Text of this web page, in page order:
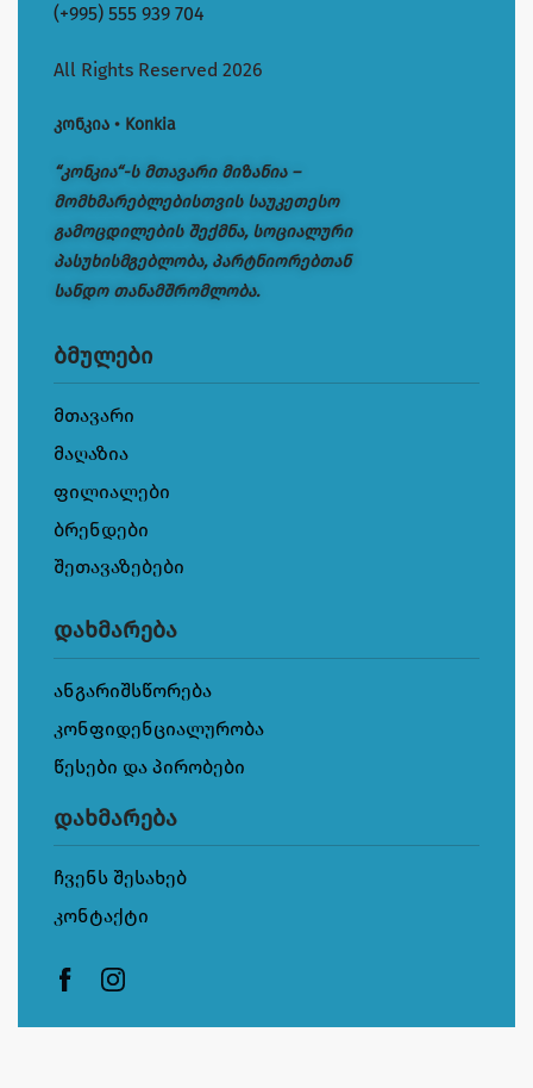
(+995) 555 939 704
All Rights Reserved 2026
კონკია • Konkia
“კონკია“-ს მთავარი მიზანია –
მომხმარებლებისთვის საუკეთესო
გამოცდილების შექმნა, სოციალური
პასუხისმგებლობა, პარტნიორებთან
სანდო თანამშრომლობა.
ბმულები
მთავარი
მაღაზია
ფილიალები
ბრენდები
შეთავაზებები
დახმარება
ანგარიშსწორება
კონფიდენციალურობა
წესები და პირობები
დახმარება
ჩვენს შესახებ
კონტაქტი